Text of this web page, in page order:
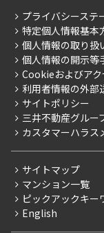
こだわりから探す
こだわり一覧
プレミアムマン
新築
当社限定（港区・
当社限定（港区
三井不動産企画
賃料改定
フリーレント
ペット可
ご入居・提携サー
お部屋探しから
よくあるご質問
社宅紹介
【仲介会社様向
会社情報
事業案内
採用情報
ニュースリリース
お問い合わせ
プライバシーステ
特定個人情報基本
個人情報の取り扱
個人情報の開示等
Cookieおよびア
利用者情報の外部
サイトポリシー
三井不動産グルー
カスタマーハラス
サイトマップ
マンション一覧
ピックアックキー
English